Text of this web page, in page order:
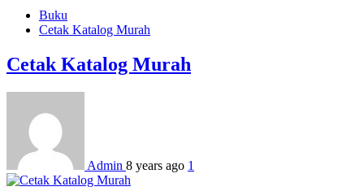
Buku
Cetak Katalog Murah
Cetak Katalog Murah
Admin 8 years ago 1